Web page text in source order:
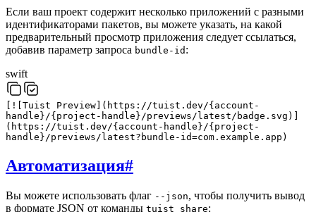
Если ваш проект содержит несколько приложений с разными
идентификаторами пакетов, вы можете указать, на какой
предварительный просмотр приложения следует ссылаться,
добавив параметр запроса bundle-id :
swift
! Tuist Preview ( https : //tuist.dev/{account-
handle}/{project-handle}/previews/latest/badge.svg)]
( https://tuist.dev/{account-handle}/{project-
handle}/previews/latest?bundle-id=com.example.app )
Автоматизация#
Вы можете использовать флаг --json, чтобы получить вывод
в формате JSON от команды tuist share: